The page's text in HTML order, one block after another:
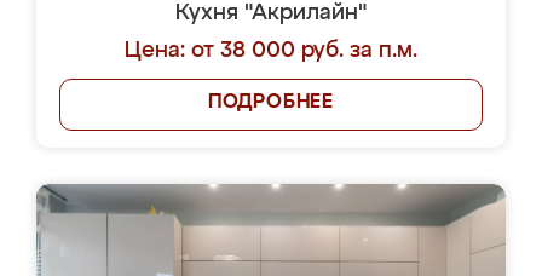
Кухня "Акрилайн"
Цена: от 38 000 руб. за п.м.
ПОДРОБНЕЕ